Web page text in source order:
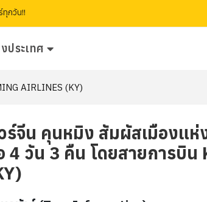
ทุกวัน!!
ประเทศ
AIRLINES (KY)
ร์จีน คุนหมิง สัมผัสเมืองแห่
4 วัน 3 คืน โดยสายการบิ